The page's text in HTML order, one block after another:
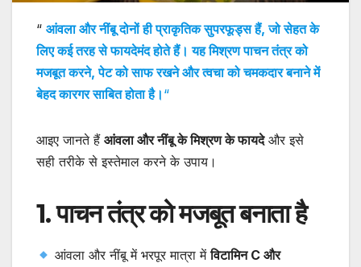
“ आंवला और नींबू दोनों ही प्राकृतिक सुपरफूड्स हैं, जो सेहत के
लिए कई तरह से फायदेमंद होते हैं। यह मिश्रण पाचन तंत्र को
मजबूत करने, पेट को साफ रखने और त्वचा को चमकदार बनाने में
बेहद कारगर साबित होता है। “
आइए जानते हैं आंवला और नींबू के मिश्रण के फायदेऔर इसे
सही तरीके से इस्तेमाल करने के उपाय।
1. पाचन तंत्र को मजबूत बनाता है
आंवला और नींबू में भरपूर मात्रा मेंविटामिन C और